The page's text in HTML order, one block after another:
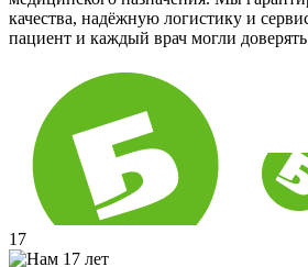
качества, надёжную логистику и
пациент и каждый врач могли
17